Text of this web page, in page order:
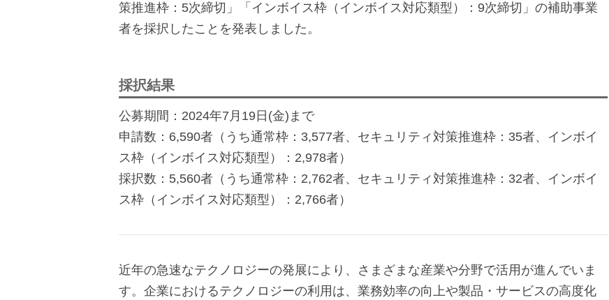
策推進枠：5次締切」「インボイス枠（インボイス対応類型）：9次締切」の補助事業
者を採択したことを発表しました。
採択結果
公募期間：2024年7月19日(金)まで
申請数：6,590者（うち通常枠：3,577者、セキュリティ対策推進枠：35者、インボイ
ス枠（インボイス対応類型）：2,978者）
採択数：5,560者（うち通常枠：2,762者、セキュリティ対策推進枠：32者、インボイ
ス枠（インボイス対応類型）：2,766者）
近年の急速なテクノロジーの発展により、さまざまな産業や分野で活用が進んでいま
す。企業におけるテクノロジーの利用は、業務効率の向上や製品・サービスの高度化